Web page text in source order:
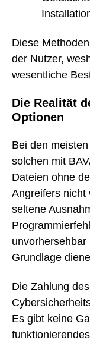
Diese
der Nutzer,
wesentliche
Die Realität
Optionen
Bei den
solchen mit
Dateien ohne
Angreifers nicht
seltene
Grundlage
Die Zahlung
Es gibt keine